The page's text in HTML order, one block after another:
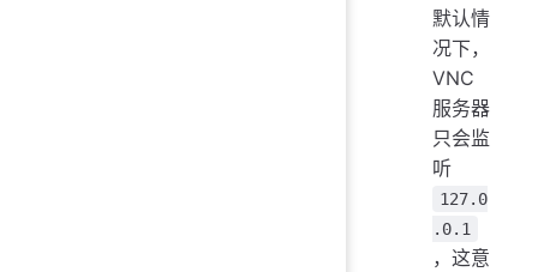
默认情
况下，
VNC
服务器
只会监
听
127.0
.0.1
，这意